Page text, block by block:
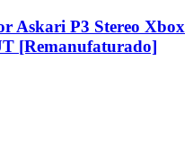
Askari P3 Stereo Xbox
[Remanufaturado]